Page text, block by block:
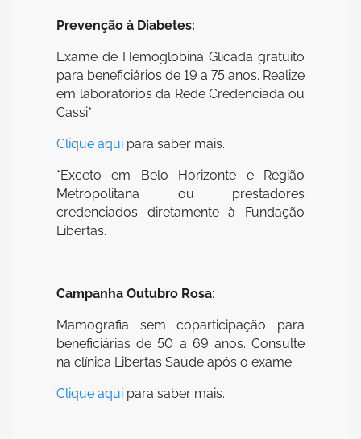
Prevenção à Diabetes:
Exame de Hemoglobina Glicada gratuito
para beneficiários de 19 a 75 anos. Realize
em laboratórios da Rede Credenciada ou
Cassi*.
Clique aqui para saber mais.
*Exceto em Belo Horizonte e Região
Metropolitana ou prestadores
credenciados diretamente à Fundação
Libertas.
Campanha Outubro Rosa:
Mamografia sem coparticipação para
beneficiárias de 50 a 69 anos. Consulte
na clínica Libertas Saúde após o exame.
Clique aqui para saber mais.